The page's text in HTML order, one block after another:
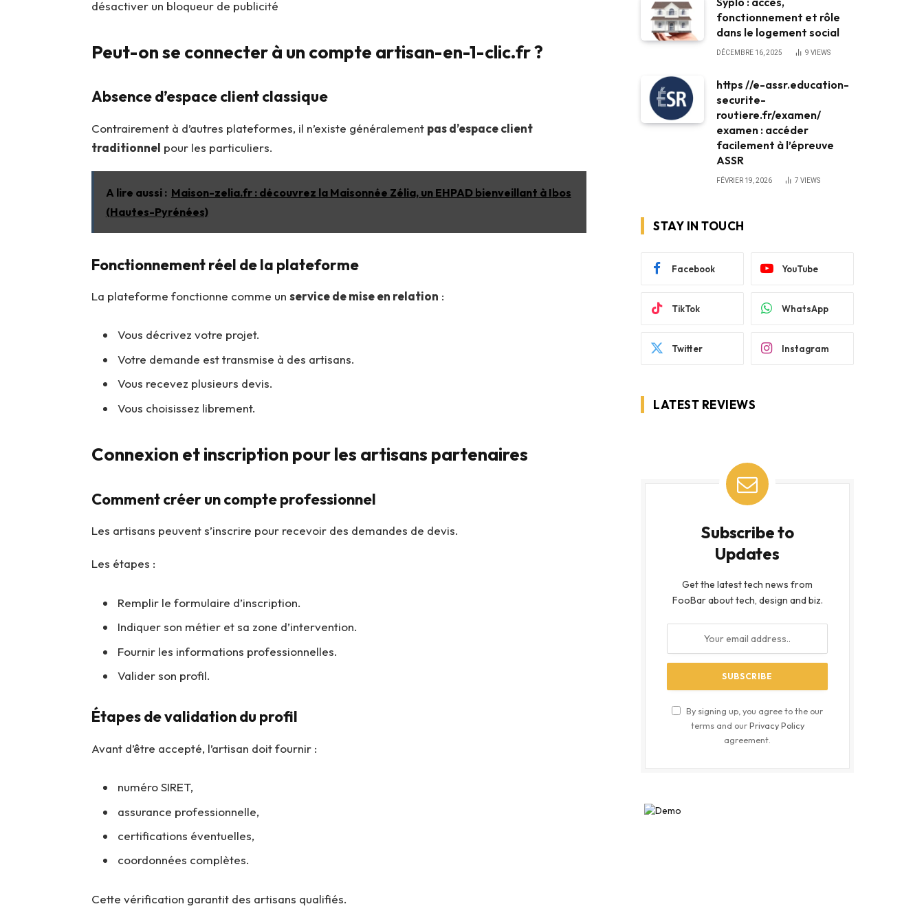
désactiver un bloqueur de publicité
Peut-on se connecter à un compte artisan-en-1-clic.fr ?
Absence d’espace client classique
Contrairement à d’autres plateformes, il n’existe généralement pas d’espace client
traditionnel pour les particuliers.
A lire aussi : Maison-zelia.fr : découvrez la Maisonnée Zélia, un EHPAD bienveillant à Ibos
(Hautes-Pyrénées)
Fonctionnement réel de la plateforme
La plateforme fonctionne comme un service de mise en relation :
Vous décrivez votre projet.
Votre demande est transmise à des artisans.
Vous recevez plusieurs devis.
Vous choisissez librement.
Connexion et inscription pour les artisans partenaires
Comment créer un compte professionnel
Les artisans peuvent s’inscrire pour recevoir des demandes de devis.
Les étapes :
Remplir le formulaire d’inscription.
Indiquer son métier et sa zone d’intervention.
Fournir les informations professionnelles.
Valider son profil.
Étapes de validation du profil
Avant d’être accepté, l’artisan doit fournir :
numéro SIRET,
assurance professionnelle,
certifications éventuelles,
coordonnées complètes.
Cette vérification garantit des artisans qualifiés.
fonctionnement et rôle
dans le logement social
DÉCEMBRE 16, 2025 9 VIEWS
https //e-assr.education-
securite-
routiere.fr/examen/
examen : accéder
facilement à l’épreuve
ASSR
FÉVRIER 19, 2026 7 VIEWS
STAY IN TOUCH
Facebook YouTube
TikTok WhatsApp
Twitter Instagram
LATEST REVIEWS
Subscribe to
Updates
Get the latest tech news from
FooBar about tech, design and biz.
By signing up, you agree to the our
terms and ourPrivacy Policy
agreement.